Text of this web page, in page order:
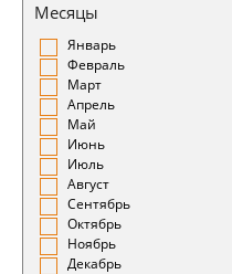
Месяцы
Январь
Февраль
Март
Апрель
Май
Июнь
Июль
Август
Сентябрь
Октябрь
Ноябрь
Декабрь